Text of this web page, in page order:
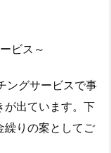
ビス～
ングサービスで事
が出ています。下
繰りの案としてご